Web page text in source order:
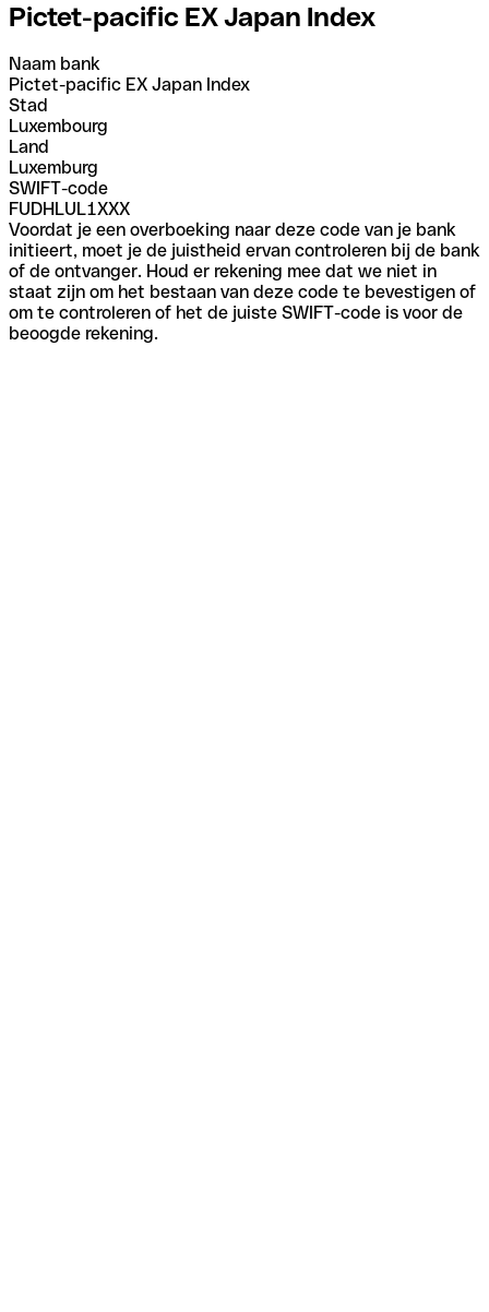
Pictet-pacific EX Japan Index
Naam bank
Pictet-pacific EX Japan Index
Stad
Luxembourg
Land
Luxemburg
SWIFT-code
FUDHLUL1XXX
Voordat je een overboeking naar deze code van je bank
initieert, moet je de juistheid ervan controleren bij de bank
of de ontvanger. Houd er rekening mee dat we niet in
staat zijn om het bestaan van deze code te bevestigen of
om te controleren of het de juiste SWIFT-code is voor de
beoogde rekening.